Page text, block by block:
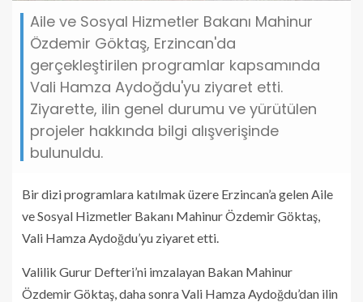
Aile ve Sosyal Hizmetler Bakanı Mahinur
Özdemir Göktaş, Erzincan'da
gerçekleştirilen programlar kapsamında
Vali Hamza Aydoğdu'yu ziyaret etti.
Ziyarette, ilin genel durumu ve yürütülen
projeler hakkında bilgi alışverişinde
bulunuldu.
Bir dizi programlara katılmak üzere Erzincan’a gelen Aile
ve Sosyal Hizmetler Bakanı Mahinur Özdemir Göktaş,
Vali Hamza Aydoğdu’yu ziyaret etti.
Valilik Gurur Defteri’ni imzalayan Bakan Mahinur
Özdemir Göktaş, daha sonra Vali Hamza Aydoğdu’dan ilin